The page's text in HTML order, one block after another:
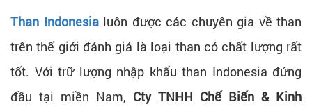
Than Indonesialuôn được các chuyên gia về than
trên thế giới đánh giá là loại than có chất lượng rất
tốt. Với trữ lượng nhập khẩu than Indonesia đứng
đầu tại miền Nam, Cty TNHH Chế Biến & Kinh